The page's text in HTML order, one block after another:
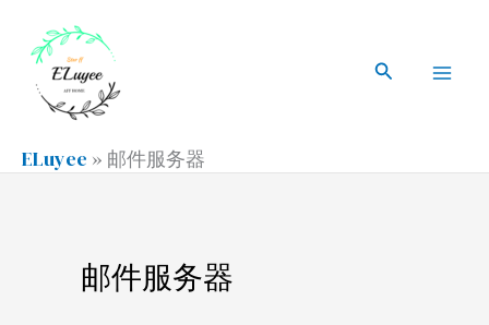
搜
ELuyee » 邮件服务器
邮件服务器
索